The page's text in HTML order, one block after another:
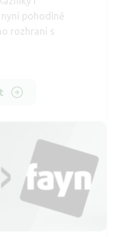
pohodlně
rozhraní s